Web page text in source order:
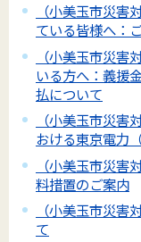
（小美玉市災
ている皆様へ：
（小美玉市災
いる方へ：義援
払について
（小美玉市災
おける東京電力
（小美玉市災
料措置のご案内
（小美玉市災
て